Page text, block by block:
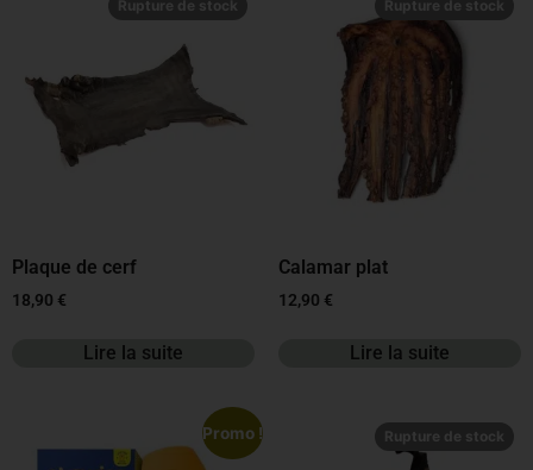
Rupture de stock
Plaque de cerf
18,90 €
Lire la suite
Rupture de stock
Calamar plat
12,90 €
Lire la suite
Promo ! Rupture de stock